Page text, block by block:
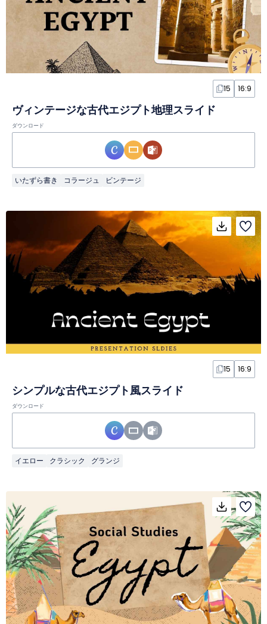
15 16:9
ヴィンテージな古代エジプト地理スライド
ダウンロード
いたずら書き コラージュ ビンテージ
15 16:9
シンプルな古代エジプト風スライド
ダウンロード
イエロー クラシック グランジ